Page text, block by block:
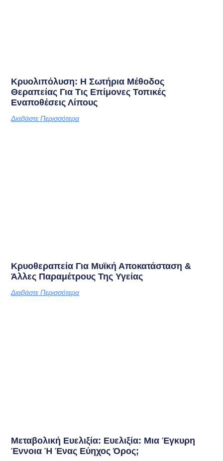
Κρυολιπόλυση: Η Σωτήρια Μέθοδος
Θεραπείας Για Τις Επίμονες Τοπικές
Εναποθέσεις Λίπους
Διαβάστε Περισσότερα
Κρυοθεραπεία Για Μυϊκή Αποκατάσταση &
Άλλες Παραμέτρους Της Υγείας
Διαβάστε Περισσότερα
Μεταβολική Ευελιξία: Ευελιξία: Μια Έγκυρη
Έννοια Ή Ένας Εύηχος Όρος;